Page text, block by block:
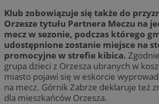
Klub zobowiązuje się także do
Orzesze tytułu Partnera Meczu na
mecz w sezonie, podczas którego
udostępnione zostanie miejsce na
promocyjne w strefie kibica.
grupa dzieci z Orzesza ubranych w
miasto pojawi się w eskorcie
na mecz. Górnik Zabrze deklaruje też
dla mieszkańców Orzesza.